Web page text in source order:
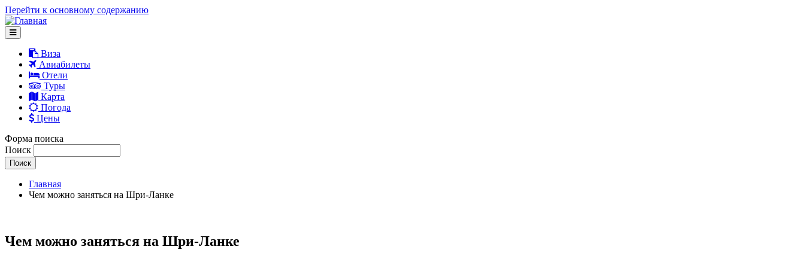
Перейти к основному содержанию
Виза
Авиабилеты
Отели
Туры
Карта
Погода
Цены
Форма поиска
Поиск
Главная
Чем можно заняться на Шри-Ланке
Чем можно заняться на Шри-Ланке